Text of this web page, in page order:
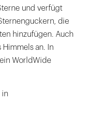
und verfügt
die
hinzufügen. Auch
an. In
WorldWide
in